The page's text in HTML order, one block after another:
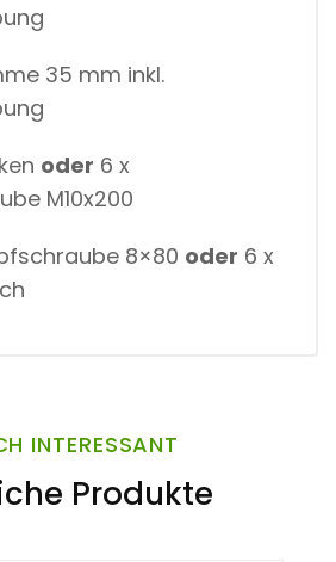
35 mm inkl.
oder 6 x
M10x200
8×80 oder 6 x
INTERESSANT
Produkte